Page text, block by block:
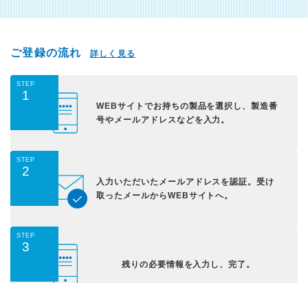
ご登録の流れ 詳しく見る
STEP
1
WEBサイトでお持ちの製品を選択し、製造番
号やメールアドレスなどを入力。
STEP
2
入力いただいた メールアドレスを認証。受け
取ったメールからWEBサイトへ。
STEP
3
残りの必要情報を入力し、完了。